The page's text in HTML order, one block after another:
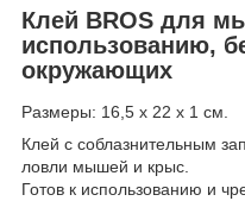
Клей BROS для
использованию,
окружающих
Размеры: 16,5 х 22 х 1 см.
Клей с соблазнительным
ловли мышей и крыс.
Готов к использованию и